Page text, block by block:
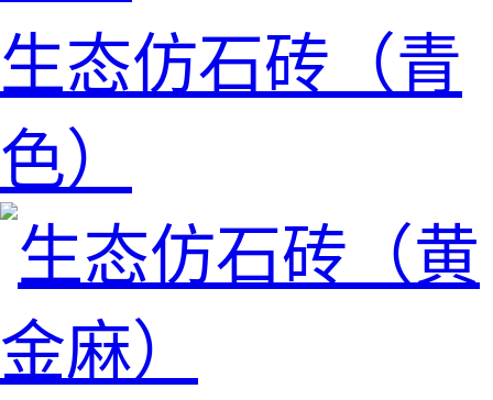
生态仿石砖（青
色）